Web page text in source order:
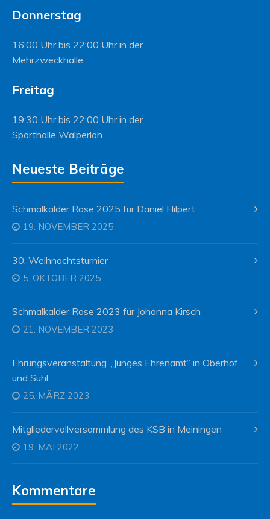
Donnerstag
16:00 Uhr bis 22:00 Uhr in der
Mehrzweckhalle
Freitag
19:30 Uhr bis 22:00 Uhr in der
Sporthalle Walperloh
Neueste Beiträge
Schmalkalder Rose 2025 für Daniel Hilpert
19. NOVEMBER 2025
30. Weihnachtsturnier
5. OKTOBER 2025
Schmalkalder Rose 2023 für Johanna Kirsch
21. NOVEMBER 2023
Ehrungsveranstaltung „Junges Ehrenamt“ in Oberhof
und Suhl
25. MÄRZ 2023
Mitgliedervollversammlung des KSB in Meiningen
19. MAI 2022
Kommentare